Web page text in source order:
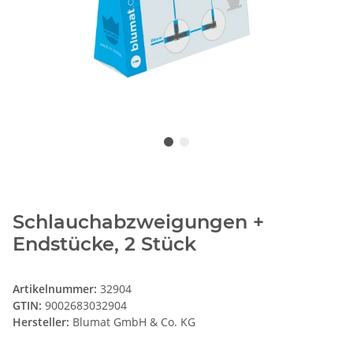
Schlauchabzweigungen +
Endstücke, 2 Stück
Artikelnummer: 32904
GTIN: 9002683032904
Hersteller: Blumat GmbH & Co. KG